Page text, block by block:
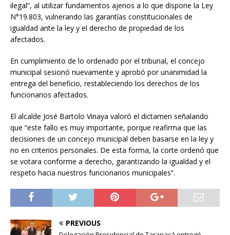
ilegal”, al utilizar fundamentos ajenos a lo que dispone la Ley
N°19.803, vulnerando las garantías constitucionales de
igualdad ante la ley y el derecho de propiedad de los
afectados.
En cumplimiento de lo ordenado por el tribunal, el concejo
municipal sesionó nuevamente y aprobó por unanimidad la
entrega del beneficio, restableciendo los derechos de los
funcionarios afectados.
El alcalde José Bartolo Vinaya valoró el dictamen señalando
que “este fallo es muy importante, porque reafirma que las
decisiones de un concejo municipal deben basarse en la ley y
no en criterios personales. De esta forma, la corte ordenó que
se votara conforme a derecho, garantizando la igualdad y el
respeto hacia nuestros funcionarios municipales”.
PREVIOUS